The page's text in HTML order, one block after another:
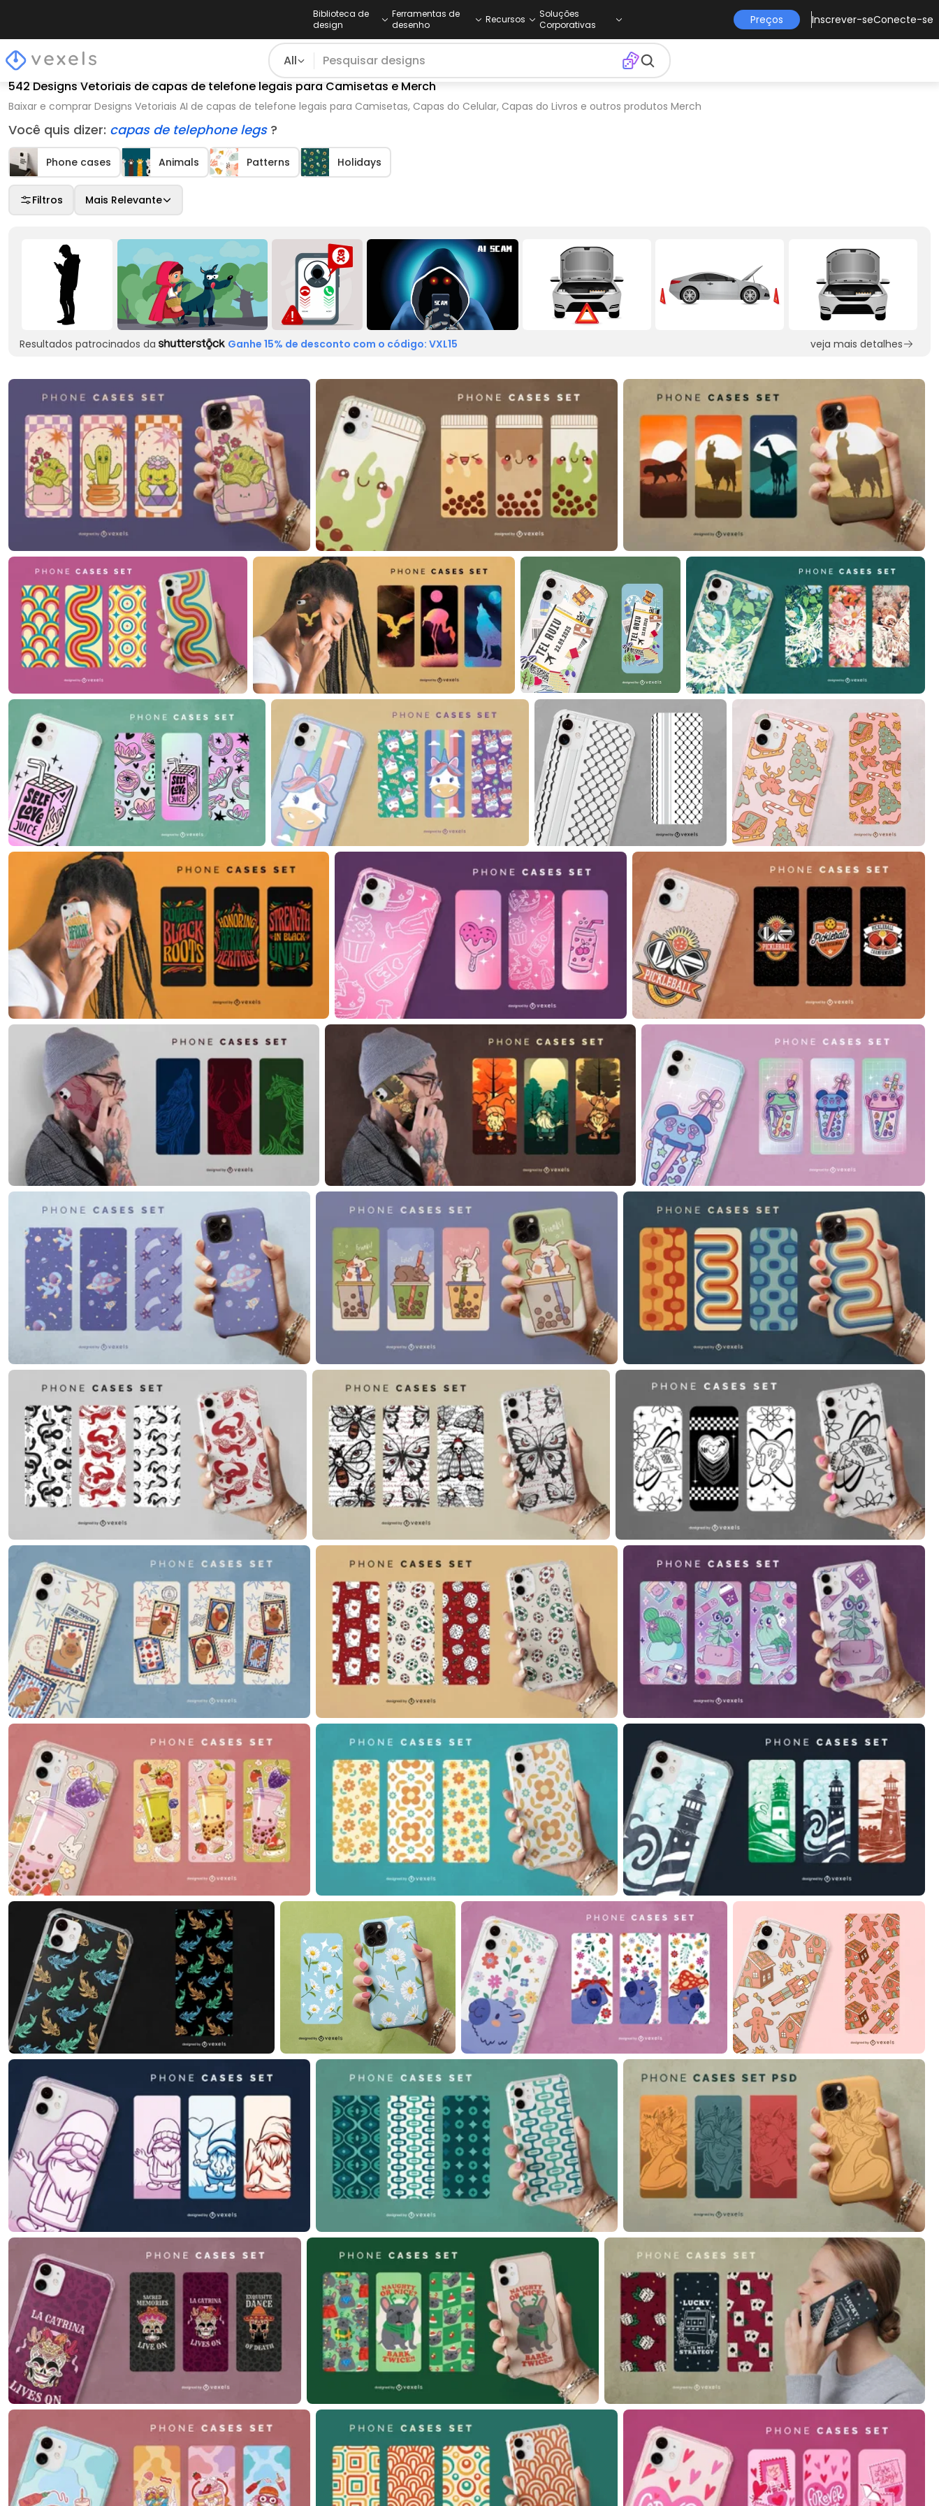
Biblioteca de
design
Ferramentas de
desenho
Recursos
Soluções
Corporativas
Preços Inscrever-seConecte-se
All
542 Designs Vetoriais de capas de telefone legais para Camisetas e Merch
Baixar e comprar Designs Vetoriais AI de capas de telefone legais para Camisetas, Capas do Celular, Capas do Livros e outros produtos Merch
Você quis dizer: capas de telephone legs ?
Phone cases Animals Patterns Holidays
Filtros Mais Relevante
Resultados patrocinados da Ganhe 15% de desconto com o código: VXL15 veja mais detalhes